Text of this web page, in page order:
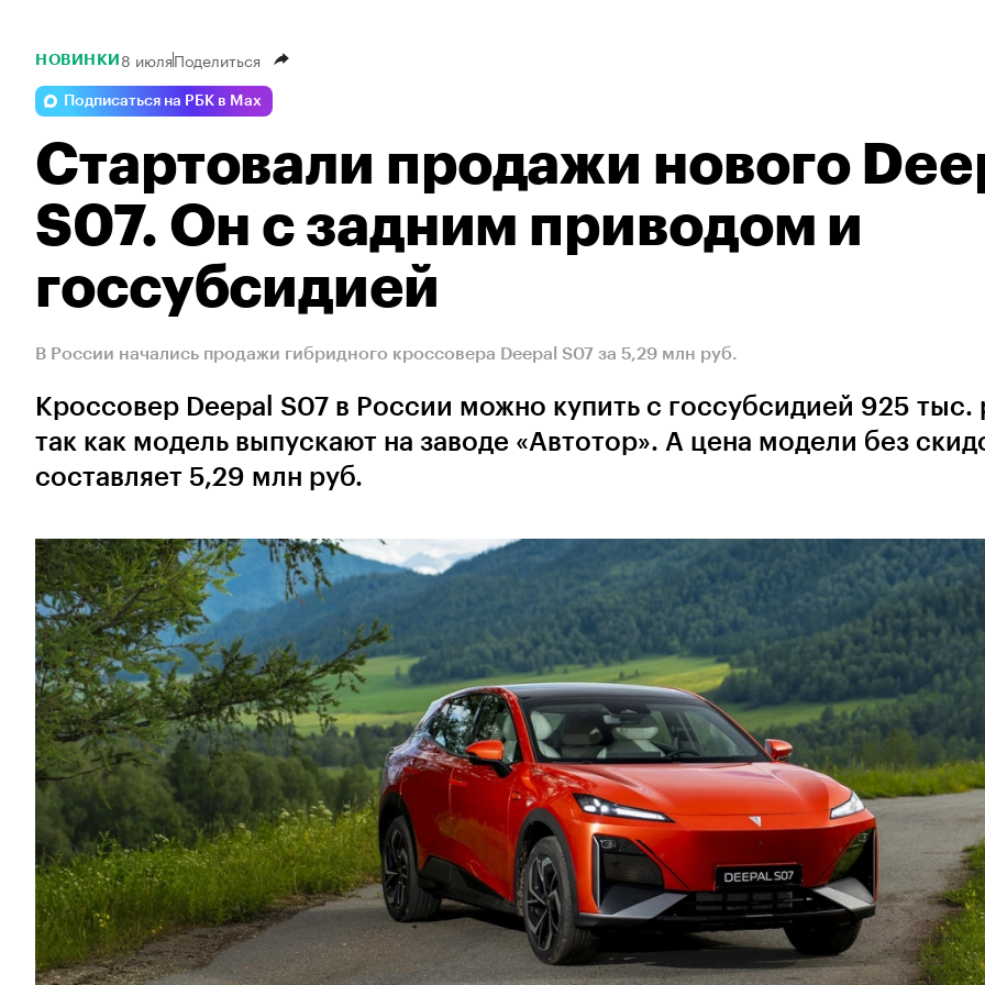
НОВИНКИ 8 июляПоделиться
Подписаться на РБК в Max
Стартовали продажи нового
S07. Он с задним приводом и
госсубсидией
В России начались продажи гибридного кроссовера Deepal S07 за 5,29 млн руб.
Кроссовер Deepal S07 в России можно купить с госсубсидией 925 тыс.
так как модель выпускают на заводе «Автотор». А цена модели без
составляет 5,29 млн руб.